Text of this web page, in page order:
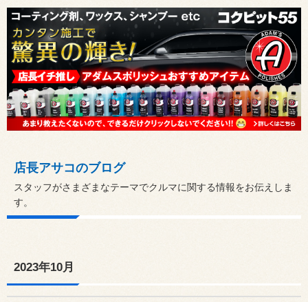
店長アサコのブログ
スタッフがさまざまなテーマでクルマに関する情報をお伝えしま
す。
2023年10月